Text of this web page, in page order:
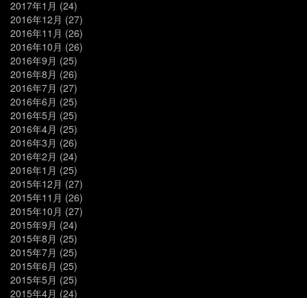
2017年1月 (24)
2016年12月 (27)
2016年11月 (26)
2016年10月 (26)
2016年9月 (25)
2016年8月 (26)
2016年7月 (27)
2016年6月 (25)
2016年5月 (25)
2016年4月 (25)
2016年3月 (26)
2016年2月 (24)
2016年1月 (25)
2015年12月 (27)
2015年11月 (26)
2015年10月 (27)
2015年9月 (24)
2015年8月 (25)
2015年7月 (25)
2015年6月 (25)
2015年5月 (25)
2015年4月 (24)